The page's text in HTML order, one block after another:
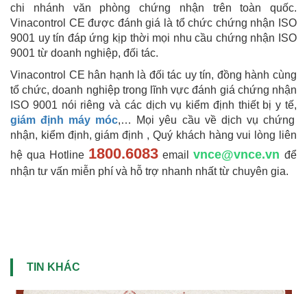
chi nhánh văn phòng chứng nhận trên toàn quốc.
Vinacontrol CE được đánh giá là tổ chức chứng nhận ISO
9001 uy tín đáp ứng kịp thời mọi nhu cầu chứng nhận ISO
9001 từ doanh nghiệp, đối tác.
Vinacontrol CE hân hạnh là đối tác uy tín, đồng hành cùng
tổ chức, doanh nghiệp trong lĩnh vực đánh giá chứng nhận
ISO 9001 nói riêng và các dịch vụ kiểm định thiết bị y tế,
giám định máy móc,… Mọi yêu cầu về dịch vụ chứng
nhận, kiểm định, giám định , Quý khách hàng vui lòng liên
hệ qua Hotline 1800.6083 email vnce@vnce.vn để
nhận tư vấn miễn phí và hỗ trợ nhanh nhất từ chuyên gia.
TIN KHÁC